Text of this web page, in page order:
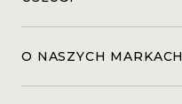
O NASZYCH MARKACH